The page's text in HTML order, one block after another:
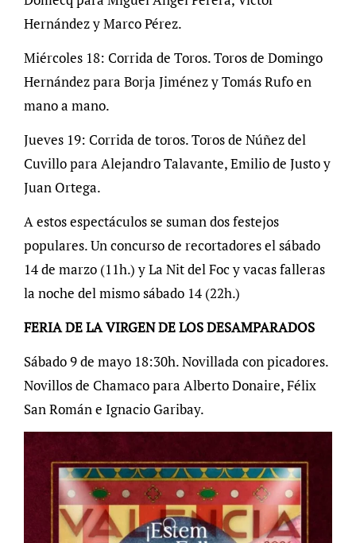
Hernández y Marco Pérez.
Miércoles 18: Corrida de Toros. Toros de Domingo
Hernández para Borja Jiménez y Tomás Rufo en
mano a mano.
Jueves 19: Corrida de toros. Toros de Núñez del
Cuvillo para Alejandro Talavante, Emilio de Justo y
Juan Ortega.
A estos espectáculos se suman dos festejos
populares. Un concurso de recortadores el sábado
14 de marzo (11h.) y La Nit del Foc y vacas falleras
la noche del mismo sábado 14 (22h.)
FERIA DE LA VIRGEN DE LOS DESAMPARADOS
Sábado 9 de mayo 18:30h. Novillada con picadores.
Novillos de Chamaco para Alberto Donaire, Félix
San Román e Ignacio Garibay.